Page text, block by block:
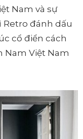
Nam và sự
đánh dấu
cổ điển cách
Nam Việt Nam